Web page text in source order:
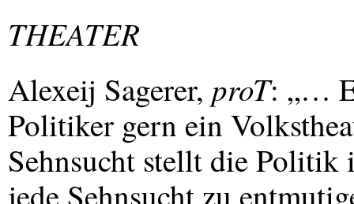
THEATER
Alexeij Sagerer, proT: „…
Politiker gern ein
Sehnsucht stellt die Politik
jede Sehnsucht zu